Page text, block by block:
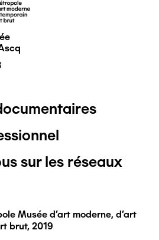
sur les réseaux
Musée d'art moderne, d'art
brut, 2019